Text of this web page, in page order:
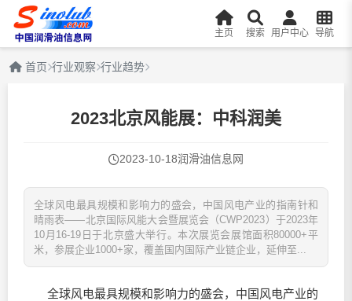
主页 搜索 用户中心 导航
首页 行业观察 行业趋势
2023北京风能展：中科润美
2023-10-18润滑油信息网
全球风电最具规模和影响力的盛会，中国风电产业的指南针和
晴雨表——北京国际风能大会暨展览会（CWP2023）于2023年
10月16-19日于北京盛大举行。本次展览会展馆面积80000+平
米，参展企业1000+家，覆盖国内国际产业链企业，延伸至...
全球风电最具规模和影响力的盛会，中国风电产业的